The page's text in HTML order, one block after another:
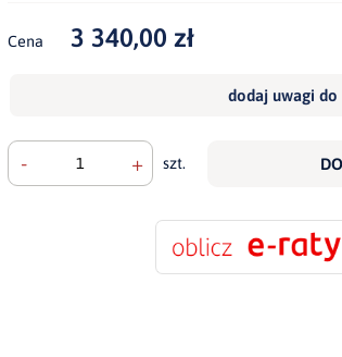
Cena 3 340,00 zł
dodaj uwagi
- + szt.